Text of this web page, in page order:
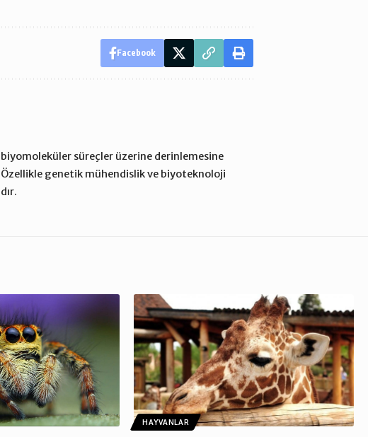
Facebook
süreçler üzerine derinlemesine
genetik mühendislik ve biyoteknoloji
HAYVANLAR